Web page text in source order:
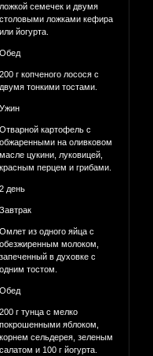
ложкой семечек и двумя
столовыми ложками кефира
или йогурта.
Обед
200 г копченого лосося с
двумя тонкими тостами.
Ужин
Отварной картофель с
обжаренными на оливковом
масле цукини, луковицей,
красным перцем и грибами.
2 день
Завтрак
Омлет из одного яйца с
обезжиренным молоком,
запеченный в духовке с
одним тостом.
Обед
200 г тунца с мелко
покрошенными яблоком,
корнем сельдерея, зеленым
салатом и 100 г йогурта.